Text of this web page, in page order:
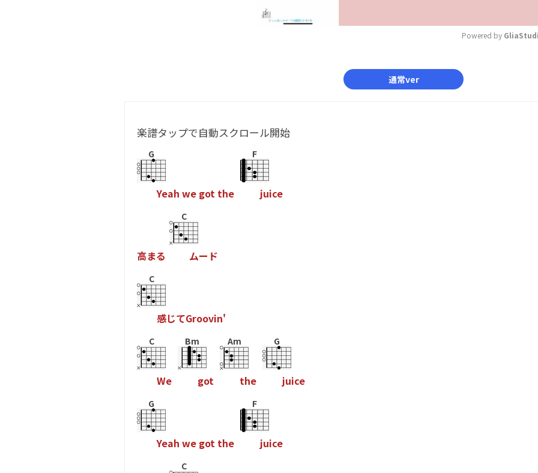
Powered by
通常ver
楽譜タップで自動スクロール開始
G
Yeah we got the
F
juice
高まる
C
ムー ド
C
感じてGroovin'
C
We
Bm
got
Am
the
G
juice
G
Yeah we got the
F
juice
C